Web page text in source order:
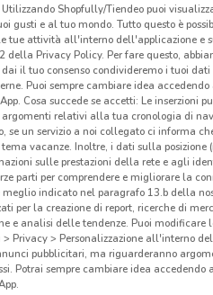
8.3 km
Shopfully/Tiendeo puoi
gusti e al tuo mondo. Tutto questo è
tue attività all'interno dell'applicazione e
Privacy Policy. Per fare questo,
il tuo consenso condivideremo i tuoi dati
Puoi sempre cambiare idea accedendo
Cosa succede se accetti: Le inserzioni
relativi alla tua cronologia di
se un servizio a noi collegato ci informa
vacanze. Inoltre, i dati sulla posizione
sulle prestazioni della rete e agli
parti per comprendere e migliorare la
indicato nel paragrafo 13.b della
per la creazione di report, ricerche di
e analisi delle tendenze. Puoi modificare
Privacy > Personalizzazione all'interno
pubblicitari, ma riguarderanno
Potrai sempre cambiare idea accedendo